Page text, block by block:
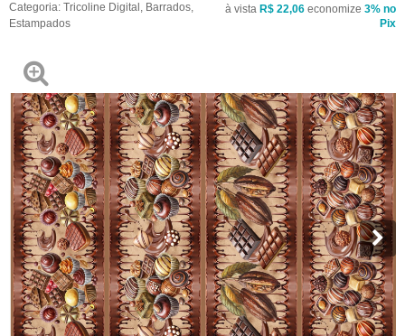
Categoria: Tricoline Digital , Barrados,
Estampados
à vista R$ 22,06 economize 3% no
Pix